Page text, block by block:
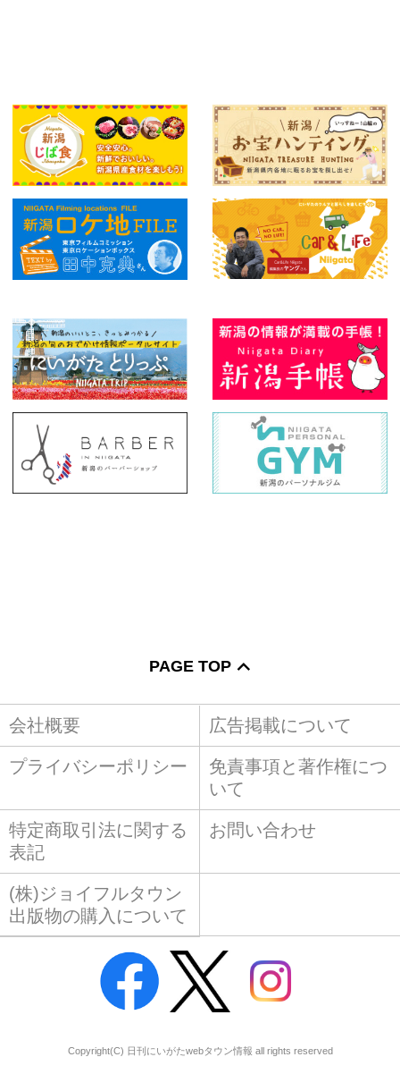
PAGE TOP
会社概要 広告掲載について
プライバシーポリシー
免責事項と著作権につ
いて
特定商取引法に関する
表記
お問い合わせ
(株)ジョイフルタウン
出版物の購入について
Copyright(C) 日刊にいがたwebタウン情報 all rights reserved